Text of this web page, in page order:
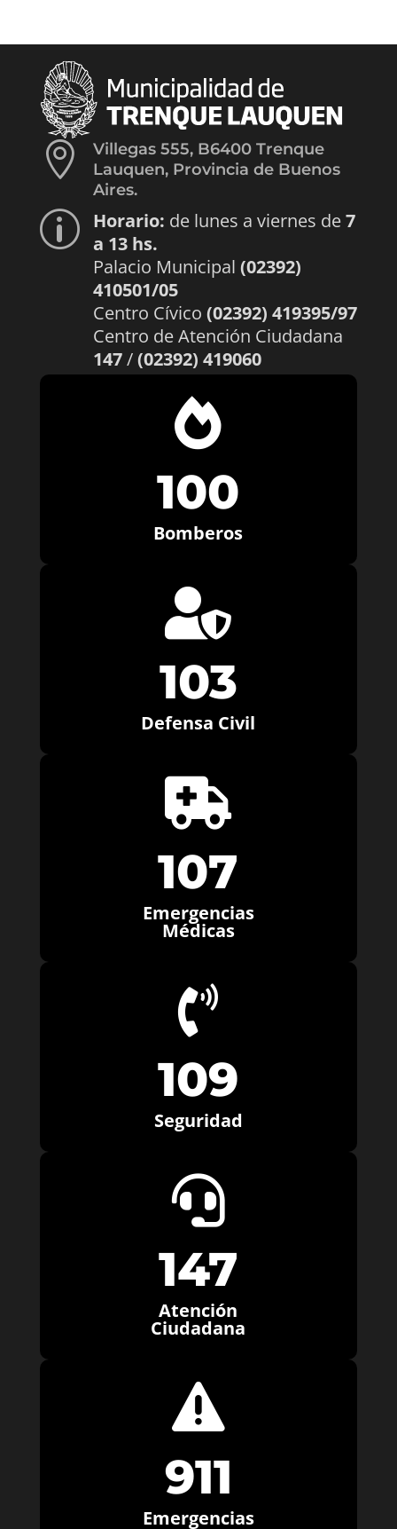

Villegas 555, B6400 Trenque
Lauquen, Provincia de Buenos
Aires.
p Horario: de lunes a viernes de7
a 13 hs.
Palacio Municipal (02392)
410501/05
Centro Cívico (02392) 419395/97
Centro de Atención Ciudadana
147/(02392) 419060

100
Bomberos

103
Defensa Civil

107
Emergencias
Médicas

109
Seguridad

147
Atención
Ciudadana

911
Emergencias